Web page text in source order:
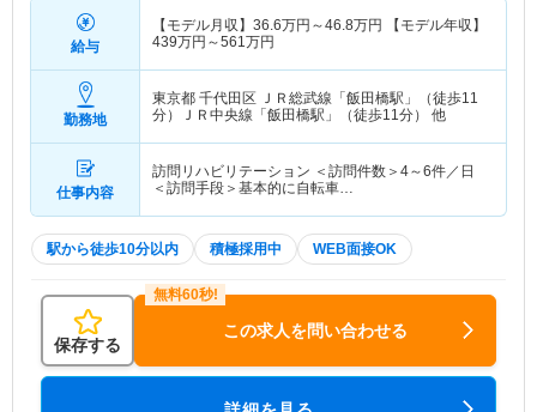
給与
【モデル月収】 36.6万円～46.8万円
【モデル年収】
439万円～561万円
勤務地
東京都 千代田区 ＪＲ総武線「飯田橋駅」（徒歩11
分）ＪＲ中央線「飯田橋駅」（徒歩11分） 他
仕事内容
訪問リハビリテーション ＜訪問件数＞4～6件／日
＜訪問手段＞基本的に自転車…
駅から徒歩10分以内 積極採用中 WEB面接OK
保存する
この求人を問い合わせる